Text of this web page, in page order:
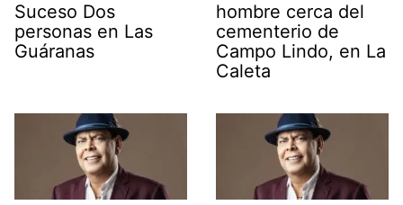
Suceso Dos
personas en Las
Guáranas
hombre cerca del
cementerio de
Campo Lindo, en La
Caleta